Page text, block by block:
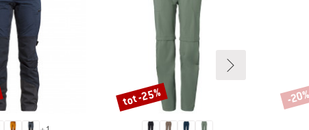
Korting
tot -25% -